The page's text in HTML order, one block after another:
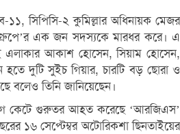
১১, সিপিসি-২ কুমিল্লার অধিনায়ক মেজর
গ্রুপে’র এক জন সদস্যকে মারধর করে। এ
এলাকার আকাশ হোসেন, সিয়াম হোসেন,
দুটি সুইচ গিয়ার, চারটি বড় ছোরা ও
বলেও তিনি জানিয়েছেন।
রগ কেটে গুরুতর আহত করেছে ‘আরজিএস’
১৬ সেপ্টেম্বর অটোরিকশা ছিনতাইয়ের